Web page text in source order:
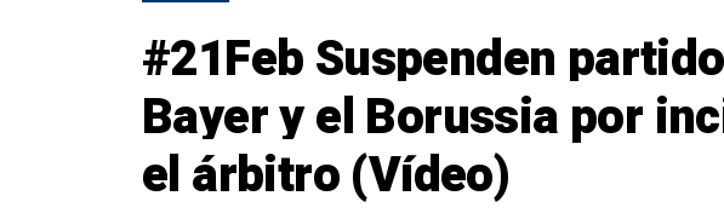
#21Feb Suspenden
Bayer y el Borussia por
el árbitro (Vídeo)